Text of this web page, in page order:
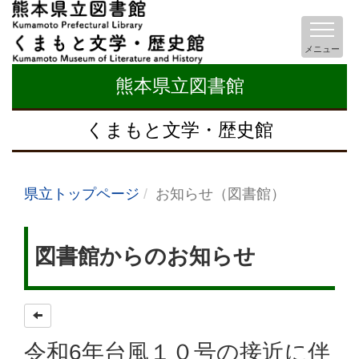
熊本県立図書館
くまもと文学・歴史館
メニュー
県立トップページ お知らせ（図書館）
図書館からのお知らせ
令和6年台風１０号の接近に伴